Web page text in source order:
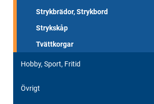
Strykbrädor, Strykbord
Strykskåp
Tvättkorgar
Hobby, Sport, Fritid
Övrigt